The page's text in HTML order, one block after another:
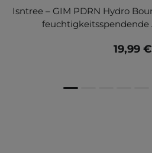
Isntree – GIM PDRN Hydro
feuchtigkeitsspendende
19,99 €